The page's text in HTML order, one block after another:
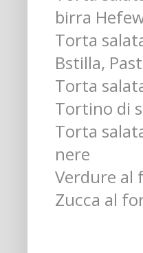
birra
Torta
Bstilla,
Torta
Tortino di
Torta
nere
Verdure al
Zucca al